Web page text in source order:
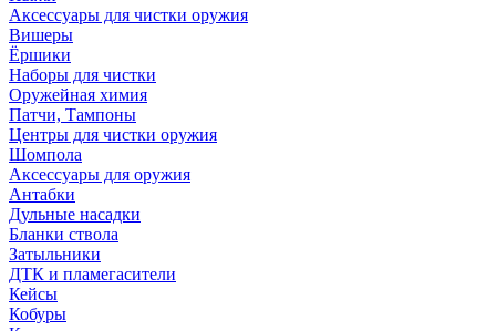
Аксессуары для чистки оружия
Вишеры
Ёршики
Наборы для чистки
Оружейная химия
Патчи, Тампоны
Центры для чистки оружия
Шомпола
Аксессуары для оружия
Антабки
Дульные насадки
Бланки ствола
Затыльники
ДТК и пламегасители
Кейсы
Кобуры